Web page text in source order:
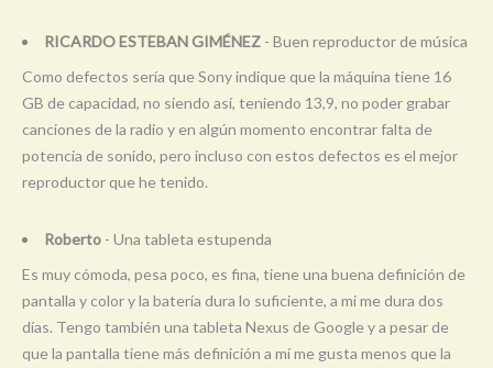
RICARDO ESTEBAN GIMÉNEZ - Buen reproductor de música
Como defectos sería que Sony indique que la máquina tiene 16
GB de capacidad, no siendo así, teniendo 13,9, no poder grabar
canciones de la radio y en algún momento encontrar falta de
potencia de sonido, pero incluso con estos defectos es el mejor
reproductor que he tenido.
Roberto - Una tableta estupenda
Es muy cómoda, pesa poco, es fina, tiene una buena definición de
pantalla y color y la batería dura lo suficiente, a mi me dura dos
días. Tengo también una tableta Nexus de Google y a pesar de
que la pantalla tiene más definición a mí me gusta menos que la